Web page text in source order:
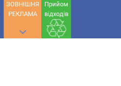
ЗОВНІШНЯ
РЕКЛАМА
Прийом
відходів